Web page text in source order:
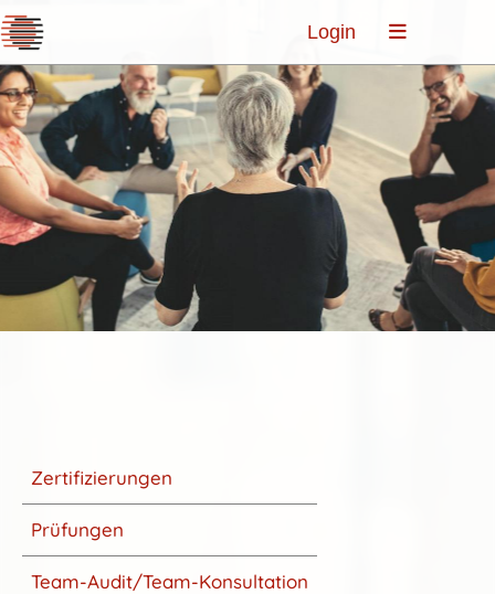
Login
Zertifizierungen
Prüfungen
Team-Audit/Team-Konsultation